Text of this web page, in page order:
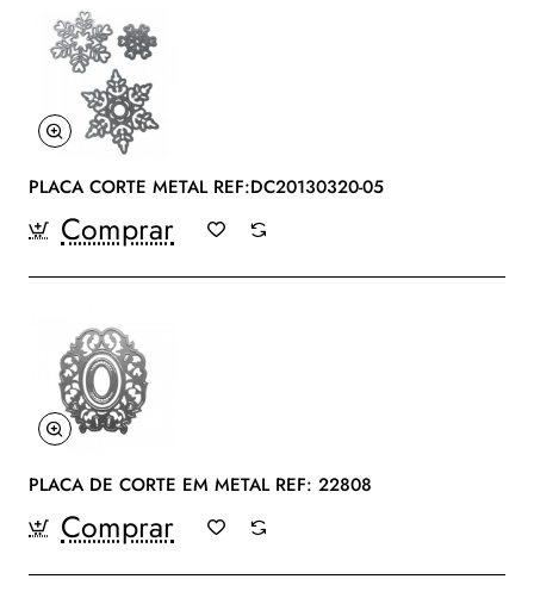
PLACA CORTE METAL REF:DC20130320-05
Comprar
PLACA DE CORTE EM METAL REF: 22808
Comprar